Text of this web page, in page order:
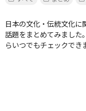
日本の文化・伝統文化に
話題をまとめてみました
らいつでもチェックでき